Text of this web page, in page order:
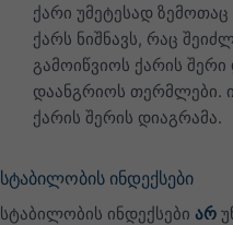
ქარი უმეტესად ზემოთაც
ქარს ნიშნავს, რაც
გამოიწვიოს ქარის შერი
დაანგრიოს თერმლები.
ქარის შერის დიაგრამა.
სტაბილობის ინდექსები
სტაბილობის ინდექსები არ